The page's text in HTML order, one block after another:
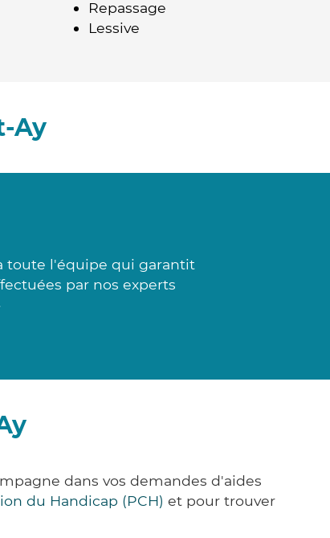
Repassage
Lessive
Ay
toute l'équipe qui garantit
par nos experts
dans vos demandes d'aides
du Handicap (PCH) et pour trouver